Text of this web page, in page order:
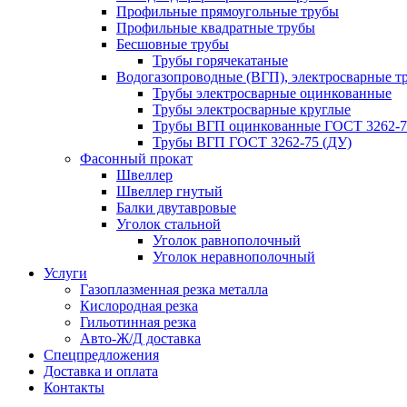
Профильные прямоугольные трубы
Профильные квадратные трубы
Бесшовные трубы
Трубы горячекатаные
Водогазопроводные (ВГП), электросварные
Трубы электросварные оцинкованные
Трубы электросварные круглые
Трубы ВГП оцинкованные ГОСТ 3262-
Трубы ВГП ГОСТ 3262-75 (ДУ)
Фасонный прокат
Швеллер
Швеллер гнутый
Балки двутавровые
Уголок стальной
Уголок равнополочный
Уголок неравнополочный
Услуги
Газоплазменная резка металла
Кислородная резка
Гильотинная резка
Авто-Ж/Д доставка
Спецпредложения
Доставка и оплата
Контакты